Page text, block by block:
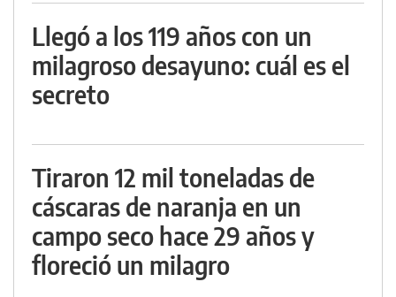
Llegó a los 119 años con un
milagroso desayuno: cuál es el
secreto
Tiraron 12 mil toneladas de
cáscaras de naranja en un
campo seco hace 29 años y
floreció un milagro